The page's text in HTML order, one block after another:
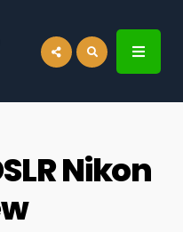
Nikon